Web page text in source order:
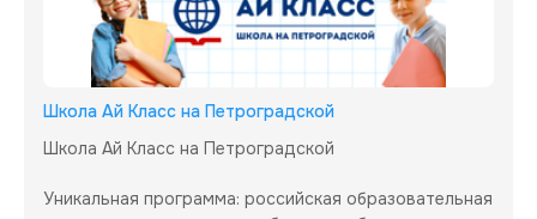
Школа Ай Класс на Петроградской
Школа Ай Класс на Петроградской
Уникальная программа: российская образовательная